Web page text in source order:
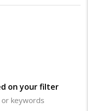
on your filter
keywords